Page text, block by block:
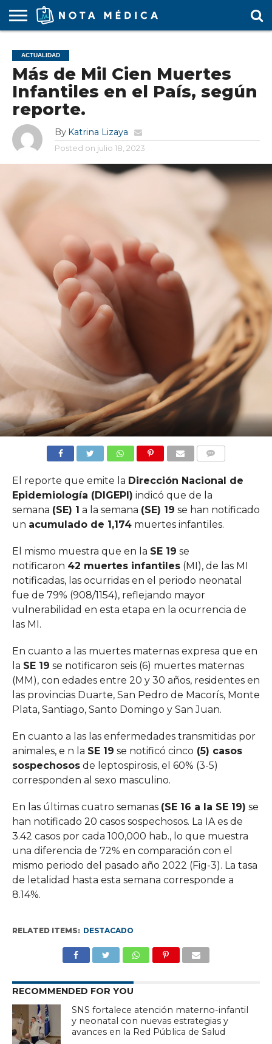
MÉDICA
ARS
ARTÍCULO
ACTUALIDAD
COLEGIO
MÉDICO
COVID-
19
EDUCACIÓN
MÉDICA
ESTUDIANTES
FARMACÉUTICAS
GUBERNAMENTAL
HOSPITALES
Y CLÍNICAS
MARKETING
MÉDICO
RESIDENTES
SALUD
LABORAL
SOCIEDADES
MÉDICAS
TURISMO
MÉDICO
VÍDEOS
ACTUALIDAD
Más de Mil Cien Muertes
Infantiles en el País, según
reporte.
By Katrina Lizaya
Posted on julio 18, 2023
El reporte que emite la Dirección Nacional de
Epidemiología (DIGEPI) indicó que de la
semana (SE) 1 a la semana (SE) 19 se han notificado
un acumulado de 1,174muertes infantiles.
El mismo muestra que en la SE 19 se
notificaron 42 muertes infantiles(MI), de las MI
notificadas, las ocurridas en el periodo neonatal
fue de 79% (908/1154), reflejando mayor
vulnerabilidad en esta etapa en la ocurrencia de
las MI.
En cuanto a las muertes maternas expresa que en
la SE 19 se notificaron seis (6) muertes maternas
(MM), con edades entre 20 y 30 años, residentes en
las provincias Duarte, San Pedro de Macorís, Monte
Plata, Santiago, Santo Domingo y San Juan.
En cuanto a las las enfermedades transmitidas por
animales, e n la SE 19 se notificó cinco (5) casos
sospechososde leptospirosis, el 60% (3-5)
corresponden al sexo masculino.
En las últimas cuatro semanas (SE 16 a la SE 19) se
han notificado 20 casos sospechosos. La IA es de
3.42 casos por cada 100,000 hab., lo que muestra
una diferencia de 72% en comparación con el
mismo periodo del pasado año 2022 (Fig-3). La tasa
de letalidad hasta esta semana corresponde a
8.14%.
RELATED ITEMS: DESTACADO
RECOMMENDED FOR YOU
SNS fortalece atención materno-infantil
y neonatal con nuevas estrategias y
avances en la Red Pública de Salud